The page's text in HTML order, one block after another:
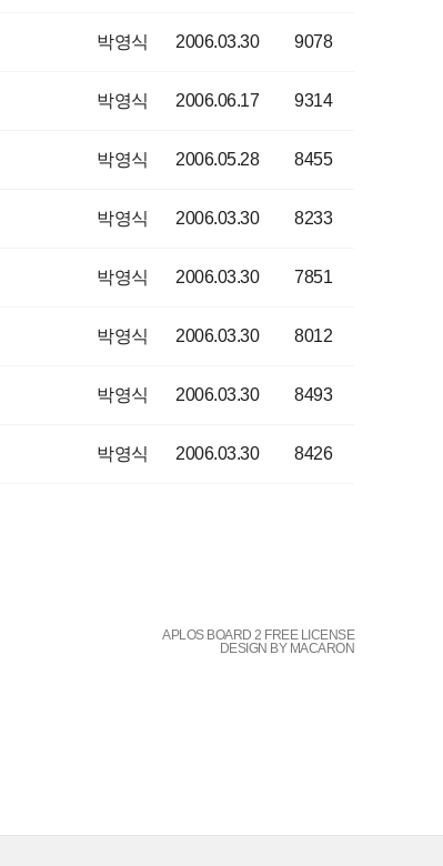
박영식 2006.03.30 9078
박영식 2006.06.17 9314
박영식 2006.05.28 8455
박영식 2006.03.30 8233
박영식 2006.03.30 7851
박영식 2006.03.30 8012
박영식 2006.03.30 8493
박영식 2006.03.30 8426
APLOS BOARD 2 FREE LICENSE
DESIGN BY MACARON